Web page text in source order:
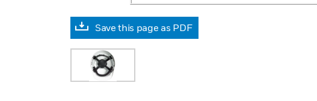
Save this page as PDF